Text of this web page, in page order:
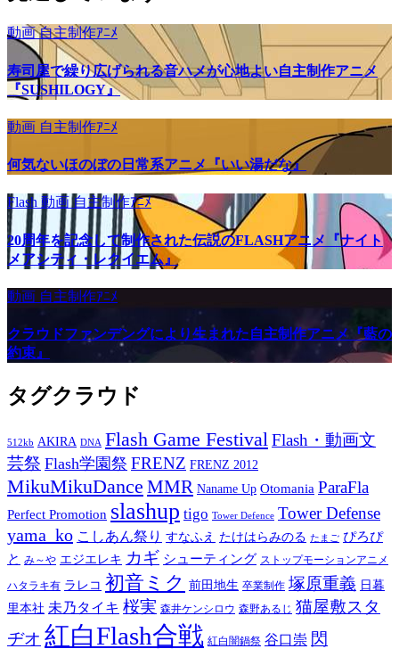
動画自主制作ｱﾆﾒ
寿司屋で繰り広げられる音ハメが心地よい自主制作アニメ
『SUSHILOGY』
動画 自主制作ｱﾆﾒ
何気ないほのぼの日常系アニメ『いい湯だな』
Flash 動画自主制作ｱﾆﾒ
20周年を記念して制作された伝説のFLASHアニメ『ナイト
メアシティ・レクイエム』
動画 自主制作ｱﾆﾒ
クラウドファンデングにより生まれた自主制作アニメ『藍の
約束』
タグクラウド
512kb AKIRA DNA Flash Game FestivalFlash・動画文
芸祭 Flash学園祭 FRENZ FRENZ 2012
MikuMikuDance MMR Naname Up Otomania ParaFla
Perfect Promotion slashup tigo Tower Defence Tower Defense
yama_ko こしあん祭り すなふえ たけはらみのる たまご ぴろぴ
と み～や エジエレキ カギ シューティング ストップモーションアニメ
ハタラキ有 ラレコ 初音ミク 前田地生 卒業制作 塚原重義 日暮
里本社 未乃タイキ 桜実 森井ケンシロウ 森野あるじ 猫屋敷スタ
ヂオ 紅白Flash合戦 紅白闇鍋祭 谷口崇 閃